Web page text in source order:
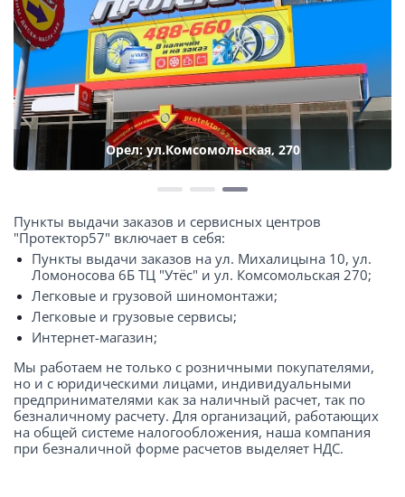
Орел: ул.Комсомольская, 270
Пункты выдачи заказов и сервисных центров
"Протектор57" включает в себя:
Пункты выдачи заказов на ул. Михалицына 10, ул.
Ломоносова 6Б ТЦ "Утёс" и ул. Комсомольская 270;
Легковые и грузовой шиномонтажи;
Легковые и грузовые сервисы;
Интернет-магазин;
Мы работаем не только с розничными покупателями,
но и с юридическими лицами, индивидуальными
предпринимателями как за наличный расчет, так по
безналичному расчету. Для организаций, работающих
на общей системе налогообложения, наша компания
при безналичной форме расчетов выделяет НДС.